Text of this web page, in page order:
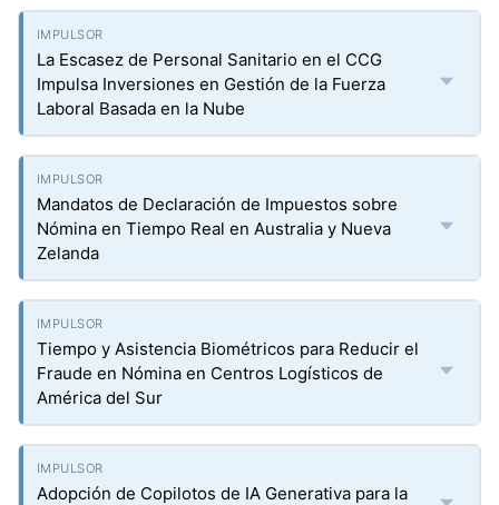
La Escasez de Personal Sanitario en el CCG
Impulsa Inversiones en Gestión de la Fuerza
Laboral Basada en la Nube
Mandatos de Declaración de Impuestos sobre
Nómina en Tiempo Real en Australia y Nueva
Zelanda
Tiempo y Asistencia Biométricos para Reducir el
Fraude en Nómina en Centros Logísticos de
América del Sur
Adopción de Copilotos de IA Generativa para la